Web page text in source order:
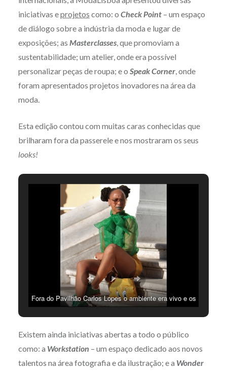
iniciativas eprojetos como: o Check Point – um espaço
de diálogo sobre a indústria da moda e lugar de
exposições; as Masterclasses, que promoviam a
sustentabilidade; um atelier, onde era possível
personalizar peças de roupa; e o Speak Corner, onde
foram apresentados projetos inovadores na área da
moda.
Esta edição contou com muitas caras conhecidas que
brilharam fora da passerele e nos mostraram os seus
looks!
Fora do Pavilhão Carlos Lopes o ambiente era vivo e os
Existem ainda iniciativas abertas a todo o público
como: a Workstation – um espaço dedicado aos novos
talentos na área fotografia e da ilustração; e a Wonder